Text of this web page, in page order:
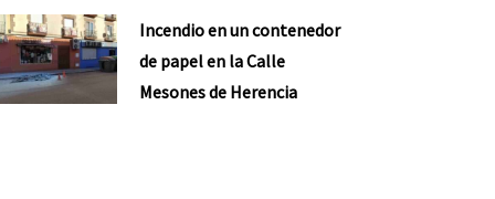
Incendio en un contenedor
de papel en la Calle
Mesones de Herencia